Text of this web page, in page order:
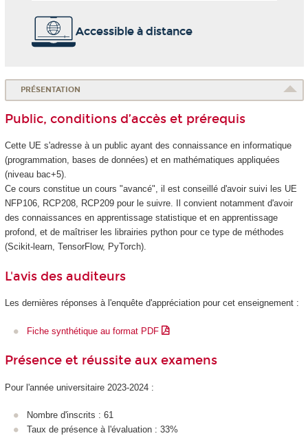
Accessible à distance
PRÉSENTATION
Public, conditions d’accès et prérequis
Cette UE s'adresse à un public ayant des connaissance en informatique
(programmation, bases de données) et en mathématiques appliquées
(niveau bac+5).
Ce cours constitue un cours "avancé", il est conseillé d'avoir suivi les UE
NFP106, RCP208, RCP209 pour le suivre. Il convient notamment d'avoir
des connaissances en apprentissagestatistique et en apprentissage
profond, et de maîtriser les librairies python pour ce type de méthodes
(Scikit-learn, TensorFlow, PyTorch).
L'avis des auditeurs
Les dernières réponses à l'enquête d'appréciation pour cet enseignement :
Fiche synthétique au format PDF
Présence et réussite aux examens
Pour l'année universitaire 2023-2024 :
Nombre d'inscrits : 61
Taux de présence à l'évaluation : 33%